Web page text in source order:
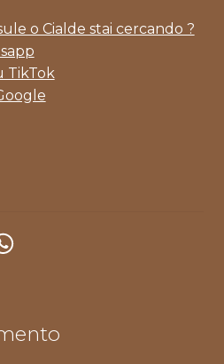
o Cialde stai cercando ?
TikTok